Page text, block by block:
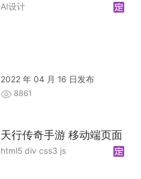
AI设计
2022 年 04 月 16 日发布
8861
天行传奇手游 移动端页面
html5 div css3 js